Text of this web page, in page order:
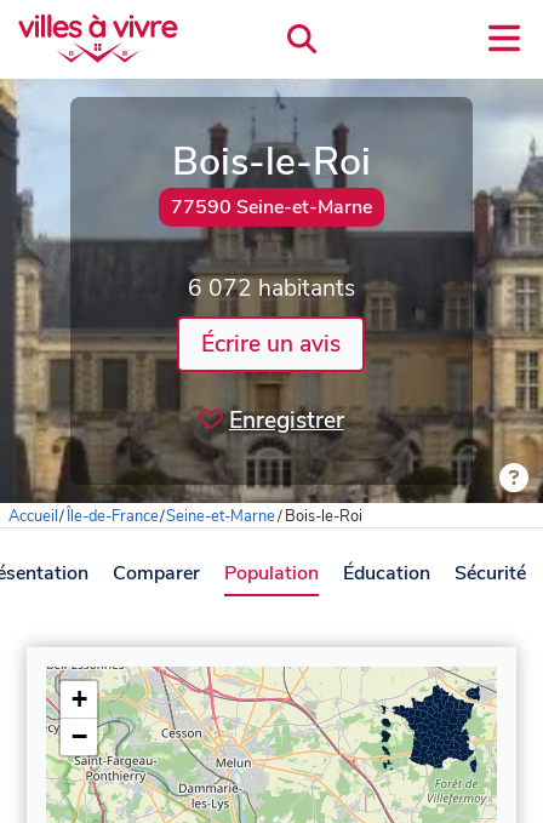
Bois-le-Roi
77590 Seine-et-Marne
6 072 habitants
Écrire un avis
Enregistrer
Accueil/Île-de-France/Seine-et-Marne/Bois-le-Roi
Comparer Population Éducation Sécurité
+
−